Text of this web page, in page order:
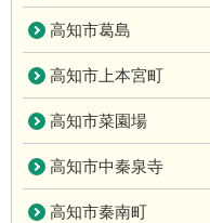
高知市葛島
高知市上本宮町
高知市菜園場
高知市中秦泉寺
高知市秦南町